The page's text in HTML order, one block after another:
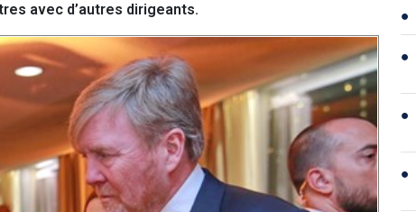
avec d’autres dirigeants.
●
●
●
●